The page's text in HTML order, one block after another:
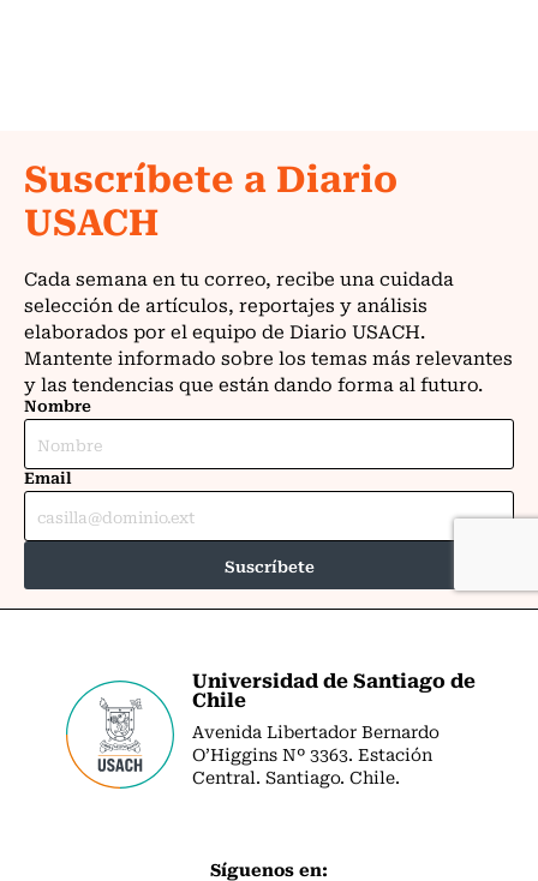
Universidad de Santiago de
Chile
Avenida Libertador Bernardo
O’Higgins Nº 3363. Estación
Central. Santiago. Chile.
Síguenos en: